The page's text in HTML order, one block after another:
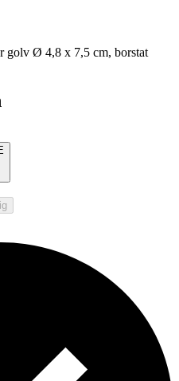
golv Ø 4,8 x 7,5 cm, borstat